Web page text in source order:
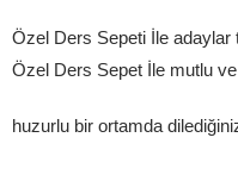
Özel Ders Sepeti İle
Özel Ders Sepet İle mutlu ve
huzurlu bir ortamda